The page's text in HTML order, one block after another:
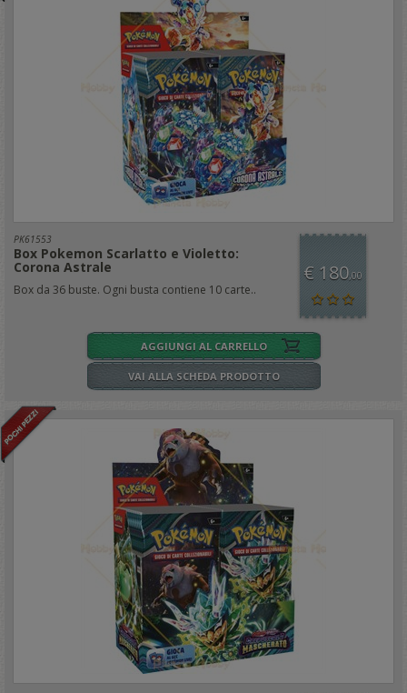
PK61553
Box Pokemon Scarlatto e Violetto:
Corona Astrale
Box da 36 buste. Ogni busta contiene 10 carte..
€ 180,00
AGGIUNGI AL CARRELLO
VAI ALLA SCHEDA PRODOTTO